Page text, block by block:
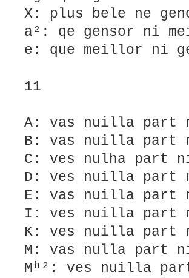
X: plus bele ne
a²: qe gensor ni
e: que meillor ni
11
A: vas nuilla part
B: vas nuilla part
C: ves nulha part
D: ves nuilla part
E: vas nuilla part
I: ves nuilla part
K: ves nuilla part
M: vas nulla part
Mʰ²: ves nuilla